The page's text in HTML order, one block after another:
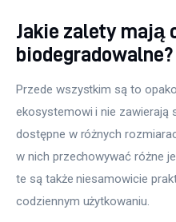
Jakie zalety mają
biodegradowalne?
Przede wszystkim są to
ekosystemowi i nie zawierają
dostępne w różnych
w nich przechowywać różne
te są także niesamowicie
codziennym użytkowaniu.